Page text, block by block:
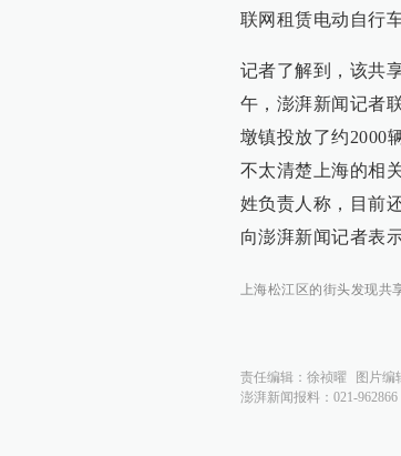
联网租赁电动自行车
记者了解到，该共
午，澎湃新闻记者
墩镇投放了约2000
不太清楚上海的相
姓负责人称，目前
向澎湃新闻记者表
上海松江区的街头发现共
责任编辑： 徐祯曜 图片编
澎湃新闻报料：021-962866